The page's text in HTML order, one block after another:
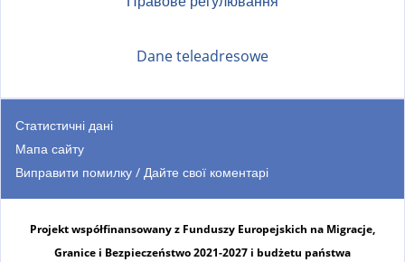
Dane teleadresowe
Статистичні дані
Мапа сайту
Виправити помилку / Дайте свої коментарі
Projekt współfinansowany z Funduszy Europejskich na Migracje,
Granice i Bezpieczeństwo 2021-2027 i budżetu państwa